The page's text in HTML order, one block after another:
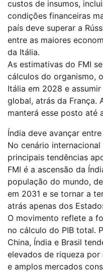
custos de insumos,
condições financeiras
país deve superar a
entre as maiores
da Itália.
As estimativas do FMI
cálculos do organismo,
Itália em 2028 e
global, atrás da França.
manterá esse posto até
Índia deve avançar
No cenário
principais tendências
FMI é a ascensão da
população do mundo,
em 2031 e se tornar a
atrás apenas dos
O movimento reflete a
no cálculo do PIB total.
China, Índia e Brasil
elevados de riqueza
e amplos mercados